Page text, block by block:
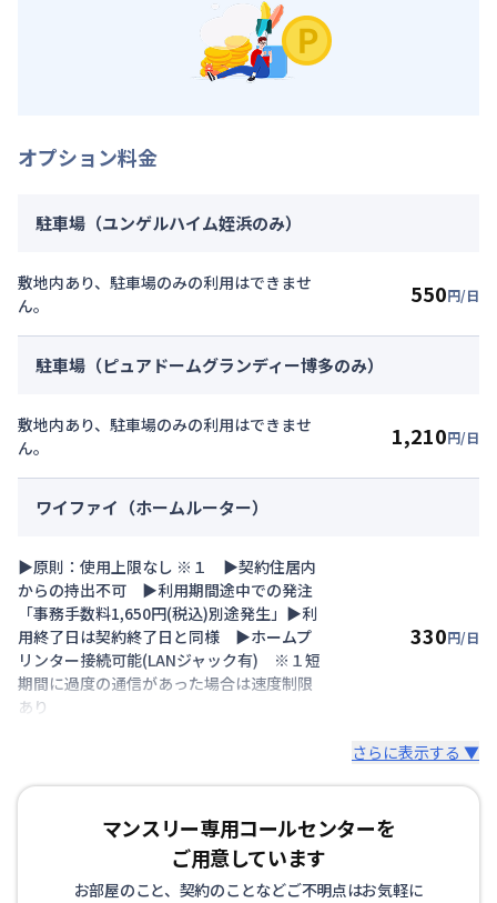
オプション料金
駐車場（ユンゲルハイム姪浜のみ）
敷地内あり、駐車場のみの利用はできませ
ん。
550円/日
駐車場（ピュアドームグランディー博多のみ）
敷地内あり、駐車場のみの利用はできませ
ん。
1,210円/日
ワイファイ（ホームルーター）
▶原則：使用上限なし ※１ ▶契約住居内
からの持出不可 ▶利用期間途中での発注
「事務手数料1,650円(税込)別途発生」▶利
用終了日は契約終了日と同様 ▶ホームプ
リンター接続可能(LANジャック有) ※１短
期間に過度の通信があった場合は速度制限
あり
330円/日
さらに表示する ▼
マンスリー専用コールセンターを
ご用意しています
お部屋のこと、契約のことなどご不明点はお気軽に